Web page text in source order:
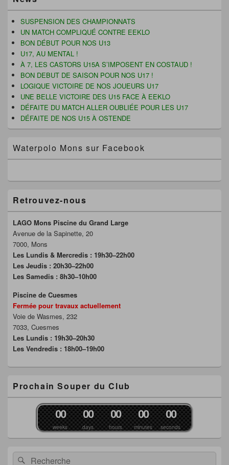
f
e
n
ê
t
r
)
e
n
ê
t
r
e
)
e
n
o
u
v
e
e
f
e
n
ê
t
e
)
de
widget
pour
barre
latérale
SUSPENSION DES CHAMPIONNATS
UN MATCH COMPLIQUÉ CONTRE EEKLO
BON DÉBUT POUR NOS U13
U17, AU MENTAL !
À 7, LES CASTORS U15A S’IMPOSENT EN COSTAUD !
BON DEBUT DE SAISON POUR NOS U17 !
LOGIQUE VICTOIRE DE NOS JOUEURS U17
UNE BELLE VICTOIRE DES U15 FACE À EEKLO
DÉFAITE DU MATCH ALLER OUBLIÉE POUR LES U17
DÉFAITE DE NOS U15 À OSTENDE
Waterpolo Mons sur Facebook
Retrouvez-nous
LAGO Mons Piscine du Grand Large
Avenue de la Sapinette, 20
7000, Mons
Les Lundis & Mercredis : 19h30–22h00
Les Jeudis : 20h30–22h00
Les Samedis : 8h30–10h00
Piscine de Cuesmes
Fermée pour travaux actuellement
Voie de Wasmes, 232
7033, Cuesmes
Les Lundis : 19h30–20h30
Les Vendredis : 18h00–19h00
Prochain Souper du Club
weeks
00
days
00
hours
00
minutes
00
seconds
00
Recherche :Rechercher